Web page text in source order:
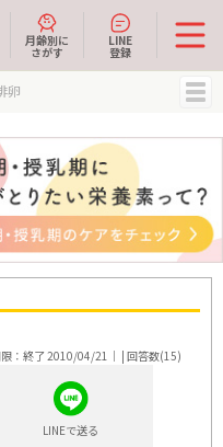
月齢別に
さがす
LINE
登録
卵
限：終了 2010/04/21｜ | 回答数(15)
LINEで送る